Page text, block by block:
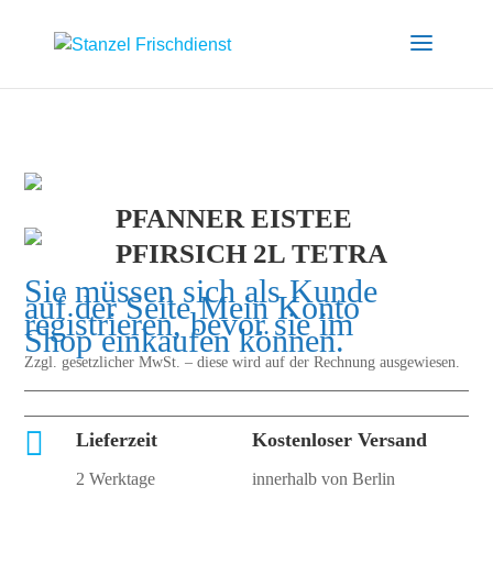
PFANNER EISTEE
PFIRSICH 2L TETRA
Sie müssen sich als Kunde
auf der SeiteMein Konto
registrieren, bevor sie im
Shop einkaufen können.
Zzgl. gesetzlicher MwSt. – diese wird auf der Rechnung ausgewiesen.
 Lieferzeit
2 Werktage
Kostenloser Versand
innerhalb von Berlin